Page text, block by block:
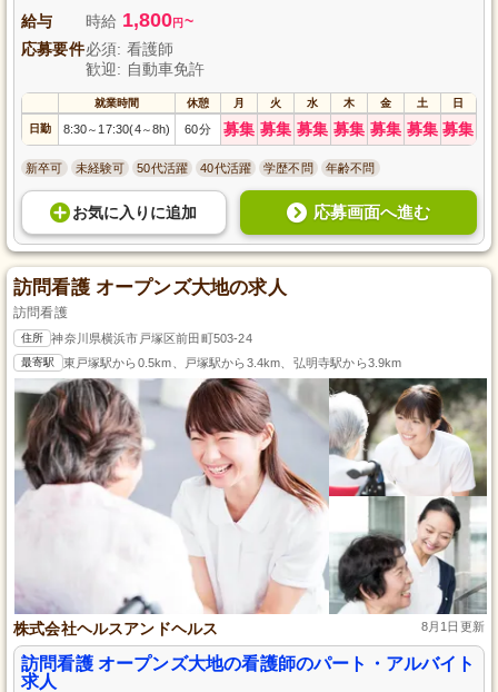
給与 時給 1,800円 ~
応募要件必須: 看護師
歓迎: 自動車免許
就業時間 休憩 月 火 水 木 金 土 日
日勤 8:30～ 17:30(4～8h) 60分 募集 募集 募集 募集 募集 募集 募集
新卒可 未経験可 50代活躍 40代活躍 学歴不問 年齢不問
お気に入り に追加 応募画面へ進む
訪問看護 オープンズ大地の求人
訪問看護
住所 神奈川県横浜市戸塚区前田町503-24
最寄駅 東戸塚駅から0.5km、戸塚駅から3.4km、弘明寺駅から3.9km
株式会社ヘルスアンドヘルス 8月1日更新
訪問看護 オープンズ大地の看護師のパート・アルバイト
求人